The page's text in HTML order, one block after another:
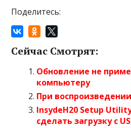
Поделитесь:
Сейчас Смотрят:
Обновление не
компьютеру
При
InsydeH20 Setup
сделать загрузку с